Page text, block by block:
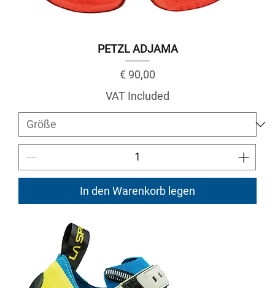
PETZL ADJAMA
Price
€ 90,00
VAT Included
In den Warenkorb legen